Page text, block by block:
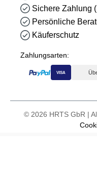
Sichere Zahlung
Persönliche
Käuferschutz
Zahlungsarten:
VISA
© 2026 HRTS GbR |